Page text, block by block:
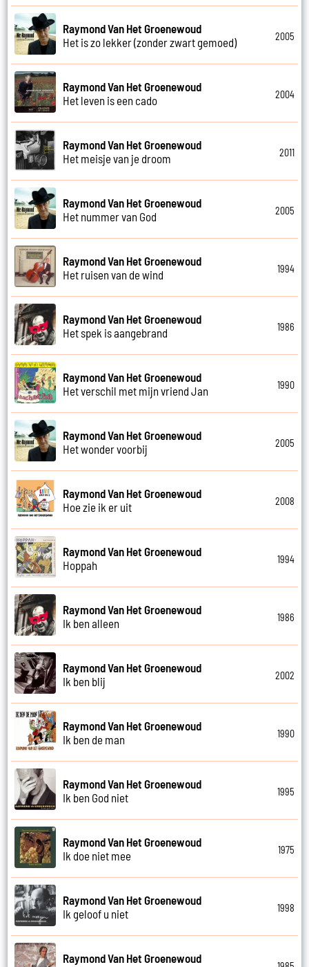
Raymond Van Het Groenewoud
Het is zo lekker (zonder zwart gemoed)
2005
Raymond Van Het Groenewoud
Het leven is een cado
2004
Raymond Van Het Groenewoud
Het meisje van je droom
2011
Raymond Van Het Groenewoud
Het nummer van God
2005
Raymond Van Het Groenewoud
Het ruisen van de wind
1994
Raymond Van Het Groenewoud
Het spek is aangebrand
1986
Raymond Van Het Groenewoud
Het verschil met mijn vriend Jan
1990
Raymond Van Het Groenewoud
Het wonder voorbij
2005
Raymond Van Het Groenewoud
Hoe zie ik er uit
2008
Raymond Van Het Groenewoud
Hoppah
1994
Raymond Van Het Groenewoud
Ik ben alleen
1986
Raymond Van Het Groenewoud
Ik ben blij
2002
Raymond Van Het Groenewoud
Ik ben de man
1990
Raymond Van Het Groenewoud
Ik ben God niet
1995
Raymond Van Het Groenewoud
Ik doe niet mee
1975
Raymond Van Het Groenewoud
Ik geloof u niet
1998
Raymond Van Het Groenewoud